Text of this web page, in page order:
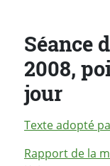
Séance
2008,
jour
Texte adopté
Rapport de la